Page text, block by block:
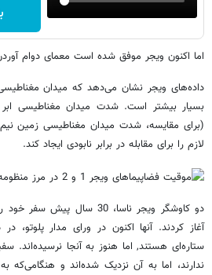
اما اکنون ویجر موفق شده است معمای دوام
داده‌های ویجر نشان می‌دهد که میدان
(برای مقایسه، شدت میدان مغناطیسی زمین
لازم را برای مقابله در برابر نابودی ایجاد کند.
دو کاوشگر ویجر ناسا، 30
آغاز کردند. آنها اکنون در ورای مدار پلوتو،
ستاره‌ای هستند, اما هنوز به آنجا نرسیده‌اند.
ندارند، اما به آن نزدیک شده‌اند و هنگامی‌که